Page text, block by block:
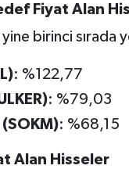
Fiyat Alan
birinci sırada
: %122,77
: %79,03
: %68,15
Alan Hisseler